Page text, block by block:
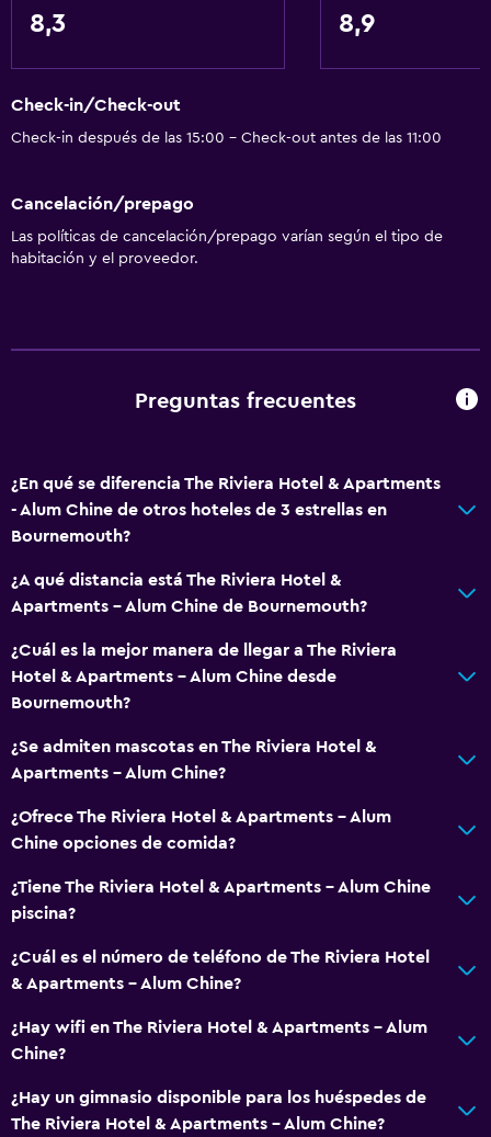
Tetera eléctrica
Microondas
Cocina
Tetera
Hipoalergénico
Para no fumadores
Almohada sin plumas
Mascotas permitidas bajo consulta (pueden aplicar cargos
Accesibilidad
Ascensor
Estacionamiento accesible
Inodoro con barras de apoyo
Plantas superiores accesibles por ascensor
Habitaciones familiares
Vista al mar
Sofá
8,3 8,9
Check-in/Check-out
Check-in después de las 15:00 - Check-out antes de las 11:00
Cancelación/prepago
Las políticas de cancelación/prepago varían según el tipo de
habitación y el proveedor.
Preguntas frecuentes
¿En qué se diferencia The Riviera Hotel & Apartments
- Alum Chine de otros hoteles de 3 estrellas en
Bournemouth?
¿A qué distancia está The Riviera Hotel &
Apartments - Alum Chine de Bournemouth?
¿Cuál es la mejor manera de llegar a The Riviera
Hotel & Apartments - Alum Chine desde
Bournemouth?
¿Se admiten mascotas en The Riviera Hotel &
Apartments - Alum Chine?
¿Ofrece The Riviera Hotel & Apartments - Alum
Chine opciones de comida?
¿Tiene The Riviera Hotel & Apartments - Alum Chine
piscina?
¿Cuál es el número de teléfono de The Riviera Hotel
& Apartments - Alum Chine?
¿Hay wifi en The Riviera Hotel & Apartments - Alum
Chine?
¿Hay un gimnasio disponible para los huéspedes de
The Riviera Hotel & Apartments - Alum Chine?